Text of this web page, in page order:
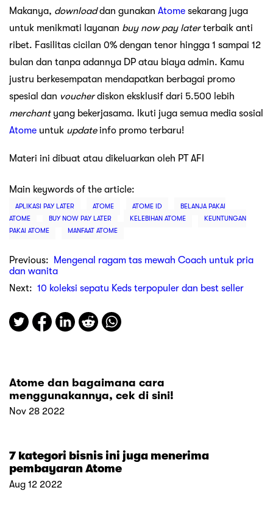
Makanya, downloaddan gunakan Atome sekarang juga
untuk menikmati layanan buy now pay laterterbaik anti
ribet. Fasilitas cicilan 0% dengan tenor hingga 1 sampai 12
bulan dan tanpa adannya DP atau biaya admin. Kamu
justru berkesempatan mendapatkan berbagai promo
spesial dan voucherdiskon eksklusif dari 5.500 lebih
merchant yang bekerjasama. Ikuti juga semua media sosial
Atome untuk updateinfo promo terbaru!
Materi ini dibuat atau dikeluarkan oleh PT AFI
Main keywords of the article:
APLIKASI PAY LATER ATOME ATOME ID
BELANJA PAKAI
ATOME
BUY NOW PAY LATER KELEBIHAN ATOME
KEUNTUNGAN
PAKAI ATOME
MANFAAT ATOME
Previous:
Mengenal ragam tas mewah Coach untuk pria
dan wanita
Next: 10 koleksi sepatu Keds terpopuler dan best seller
Atome dan bagaimana cara
menggunakannya, cek di sini!
Nov 28 2022
7 kategori bisnis ini juga menerima
pembayaran Atome
Aug 12 2022